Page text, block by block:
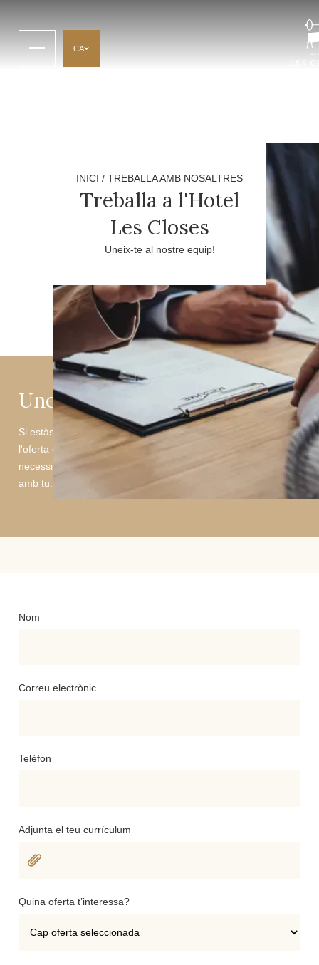
CA
INICI / TREBALLA AMB NOSALTRES
Treballa a l'Hotel
Les Closes
Uneix-te al nostre equip!
Uneix-te al nostre equip!
Si estàs interessat a treballar l'Hotel Les Closes, inscriu-te a
l'oferta que més t'interessi o envia'ns el teu currículum i, si
necessitem algú amb el teu perfil, ens podrem en contacte
amb tu.
Nom
Correu electrònic
Telèfon
Adjunta el teu currículum
Quina oferta t’interessa?